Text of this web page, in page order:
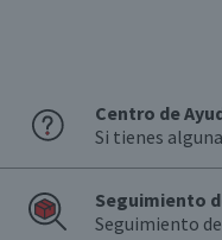
Centro de
Si tienes
Seguimiento
Seguimiento